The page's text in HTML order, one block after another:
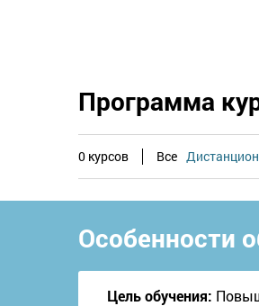
Программа
0 курсов Все
Особенности
Цель обучения: